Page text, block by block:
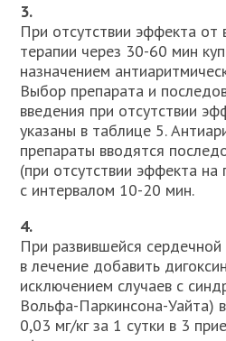
3.
При отсутствии эффекта от
терапии через 30-60 мин
назначением
Выбор препарата и
введения при отсут­ствии
указаны в таблице 5.
препараты вводятся
(при отсутствии эффекта
с интервалом 10-20 мин.
4.
При развившейся
в лечение доба­вить
исключением случаев с
Вольфа-Паркинсона-Уайта)
0,03 мг/кг за 1 сутки в 3